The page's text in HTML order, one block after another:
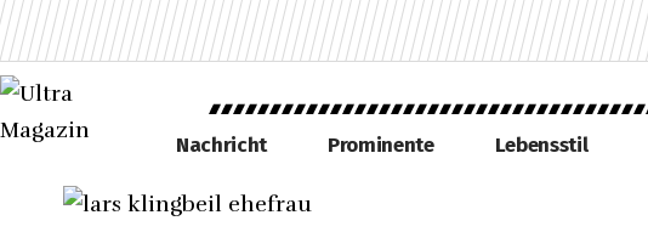
Nachricht Prominente Lebensstil